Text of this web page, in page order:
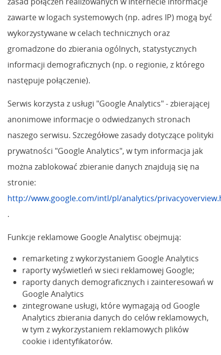
zawarte w logach systemowych (np. adres IP) mogą być
wykorzystywane w celach technicznych oraz
gromadzone do zbierania ogólnych, statystycznych
informacji demograficznych (np. o regionie, z którego
następuje połączenie).
Serwis korzysta z usługi "Google Analytics" - zbierającej
anonimowe informacje o odwiedzanych stronach
naszego serwisu. Szczegółowe zasady dotyczące polityki
prywatności "Google Analytics", w tym informacja jak
można zablokować zbieranie danych znajdują się na
stronie:
http://www.google.com/intl/pl/analytics/
.
Funkcje reklamowe Google Analytisc obejmują:
remarketing z wykorzystaniem Google Analytics
raporty wyświetleń w sieci reklamowej Google;
raporty danych demograficznych i zainteresowań w
Google Analytics
zintegrowane usługi, które wymagają od Google
Analytics zbierania danych do celów reklamowych,
w tym z wykorzystaniem reklamowych plików
cookie i identyfikatorów.